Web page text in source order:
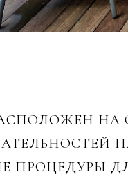
НА
ПРОЦЕДУРЫ